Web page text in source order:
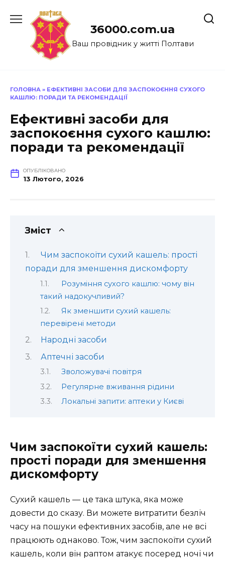
до
36000.com.ua
Ваш провідник у житті Полтави
ГОЛОВНА » ЕФЕКТИВНІ ЗАСОБИ ДЛЯ ЗАСПОКОЄННЯ СУХОГО
КАШЛЮ: ПОРАДИ ТА РЕКОМЕНДАЦІЇ
Ефективні засоби для
заспокоєння сухого кашлю:
поради та рекомендації
ОПУБЛІКОВАНО
13 Лютого, 2026
Зміст
Чим заспокоїти сухий кашель: прості
поради для зменшення дискомфорту
Розуміння сухого кашлю: чому він
такий надокучливий?
Як зменшити сухий кашель:
перевірені методи
Народні засоби
Аптечні засоби
Зволожувачі повітря
Регулярне вживання рідини
Локальні запити: аптеки у Києві
Чим заспокоїти сухий кашель:
прості поради для зменшення
дискомфорту
Сухий кашель — це така штука, яка може
довести до сказу. Ви можете витратити безліч
часу на пошуки ефективних засобів, але не всі
працюють однаково. Тож, чим заспокоїти сухий
кашель, коли він раптом атакує посеред ночі чи